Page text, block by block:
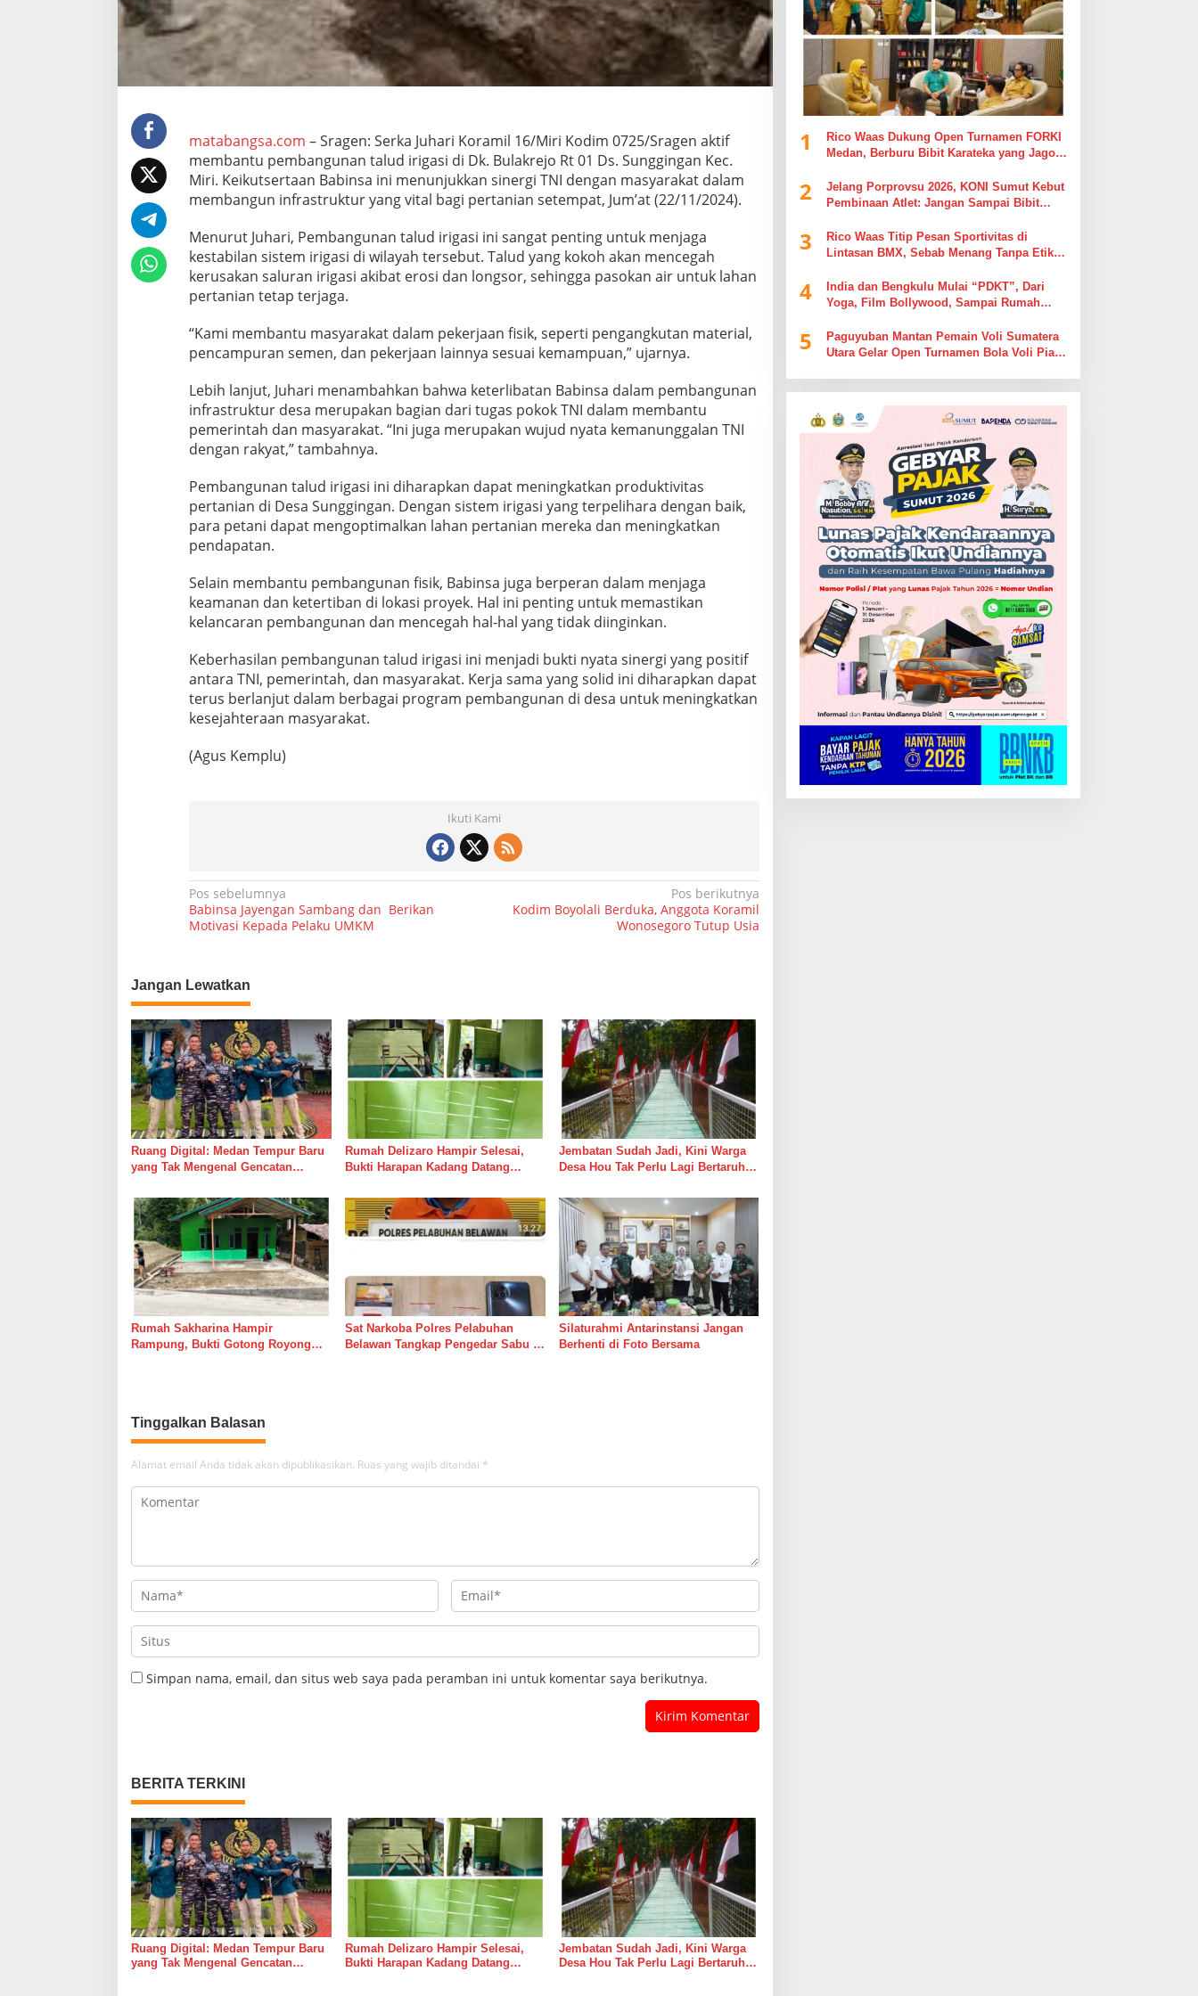
u
n
a
n
T
u
d
I
r
i
a
s
i
matabangsa.com – Sragen: Serka Juhari Koramil 16/Miri Kodim 0725/Sragen aktif
membantu pembangunan talud irigasi di Dk. Bulakrejo Rt 01 Ds. Sunggingan Kec.
Miri. Keikutsertaan Babinsa ini menunjukkan sinergi TNI dengan masyarakat dalam
membangun infrastruktur yang vital bagi pertanian setempat, Jum’at (22/11/2024).
Menurut Juhari, Pembangunan talud irigasi ini sangat penting untuk menjaga
kestabilan sistem irigasi di wilayah tersebut. Talud yang kokoh akan mencegah
kerusakan saluran irigasi akibat erosi dan longsor, sehingga pasokan air untuk lahan
pertanian tetap terjaga.
“Kami membantu masyarakat dalam pekerjaan fisik, seperti pengangkutan material,
pencampuran semen, dan pekerjaan lainnya sesuai kemampuan,” ujarnya.
Lebih lanjut, Juhari menambahkan bahwa keterlibatan Babinsa dalam pembangunan
infrastruktur desa merupakan bagian dari tugas pokok TNI dalam membantu
pemerintah dan masyarakat. “Ini juga merupakan wujud nyata kemanunggalan TNI
dengan rakyat,” tambahnya.
Pembangunan talud irigasi ini diharapkan dapat meningkatkan produktivitas
pertanian di Desa Sunggingan. Dengan sistem irigasi yang terpelihara dengan baik,
para petani dapat mengoptimalkan lahan pertanian mereka dan meningkatkan
pendapatan.
Selain membantu pembangunan fisik, Babinsa juga berperan dalam menjaga
keamanan dan ketertiban di lokasi proyek. Hal ini penting untuk memastikan
kelancaran pembangunan dan mencegah hal-hal yang tidak diinginkan.
Keberhasilan pembangunan talud irigasi ini menjadi bukti nyata sinergi yang positif
antara TNI, pemerintah, dan masyarakat. Kerja sama yang solid ini diharapkan dapat
terus berlanjut dalam berbagai program pembangunan di desa untuk meningkatkan
kesejahteraan masyarakat.
(Agus Kemplu)
Ikuti Kami
N
a
i
g
a
s
i
p
o
s
Pos sebelumnya
Babinsa Jayengan Sambang dan Berikan
Motivasi Kepada Pelaku UMKM
Pos berikutnya
Kodim Boyolali Berduka, Anggota Koramil
Wonosegoro Tutup Usia
Jangan Lewatkan
Ruang Digital: Medan Tempur Baru
yang Tak Mengenal Gencatan
Rumah Delizaro Hampir Selesai,
Bukti Harapan Kadang Datang
Jembatan Sudah Jadi, Kini Warga
Desa Hou Tak Perlu Lagi Bertaruh
Rumah Sakharina Hampir
Rampung, Bukti Gotong Royong
Sat Narkoba Polres Pelabuhan
Belawan Tangkap Pengedar Sabu di
Silaturahmi Antarinstansi Jangan
Berhenti di Foto Bersama
Tinggalkan Balasan
Alamat email Anda tidak akan dipublikasikan. Ruas yang wajib ditandai *
Simpan nama, email, dan situs web saya pada peramban ini untuk komentar saya berikutnya.
BERITA TERKINI
Ruang Digital: Medan Tempur Baru
yang Tak Mengenal Gencatan
Rumah Delizaro Hampir Selesai,
Bukti Harapan Kadang Datang
Jembatan Sudah Jadi, Kini Warga
Desa Hou Tak Perlu Lagi Bertaruh
1
Rico Waas Dukung Open Turnamen FORKI
Medan, Berburu Bibit Karateka yang Jago
Komentar
2
Jelang Porprovsu 2026, KONI Sumut Kebut
Pembinaan Atlet: Jangan Sampai Bibit
3
Rico Waas Titip Pesan Sportivitas di
Lintasan BMX, Sebab Menang Tanpa Etika
4
India dan Bengkulu Mulai “PDKT”, Dari
Yoga, Film Bollywood, Sampai Rumah
5
Paguyuban Mantan Pemain Voli Sumatera
Utara Gelar Open Turnamen Bola Voli Piala